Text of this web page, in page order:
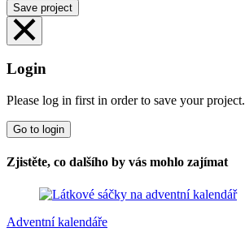
Save project
Login
Please log in first in order to save your project.
Go to login
Zjistěte, co dalšího by vás mohlo zajímat
Adventní kalendáře